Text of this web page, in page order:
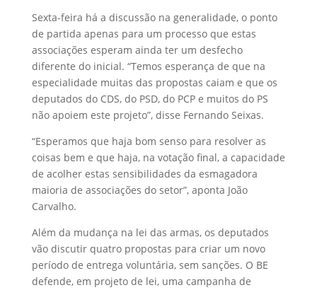
Sexta-feira há a discussão na generalidade, o ponto
de partida apenas para um processo que estas
associações esperam ainda ter um desfecho
diferente do inicial. “Temos esperança de que na
especialidade muitas das propostas caiam e que os
deputados do CDS, do PSD, do PCP e muitos do PS
não apoiem este projeto”, disse Fernando Seixas.
“Esperamos que haja bom senso para resolver as
coisas bem e que haja, na votação final, a capacidade
de acolher estas sensibilidades da esmagadora
maioria de associações do setor”, aponta João
Carvalho.
Além da mudança na lei das armas, os deputados
vão discutir quatro propostas para criar um novo
período de entrega voluntária, sem sanções. O BE
defende, em projeto de lei, uma campanha de